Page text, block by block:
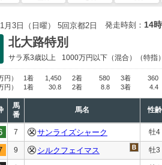
月3日（日曜） 5回京都2日 発走時刻： 14
北大路特別
サラ系3歳以上 1000万円以下 （混合）（特指
円） 1着 1,450 2着 580 3着
360
円） 1着 30.8 2着 8.8 3着 4.4
馬
番
馬名 性齢
7 サンライズシャーク 牡4
9 シルクフェイマス 牡3